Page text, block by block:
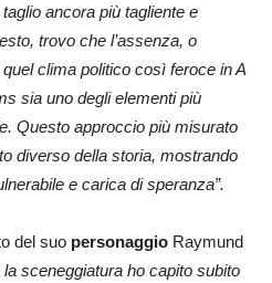
ancora più tagliente e
trovo che l’assenza, o
clima politico così feroce in A
sia uno degli elementi più
Questo approccio più misurato
diverso della storia, mostrando
e carica di speranza”.
del suo personaggio Raymund
la sceneggiatura ho capito subito